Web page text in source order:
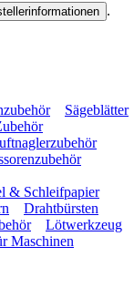
.
Sägeblätter
& Schleifpapier
Drahtbürsten
Lötwerkzeug
Maschinen